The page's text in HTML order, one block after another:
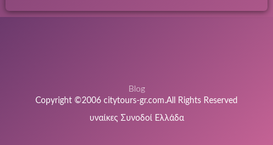
Blog
Copyright ©2006 citytours-gr.com.All Rights Reserved
υναίκες Συνοδοί Ελλάδα